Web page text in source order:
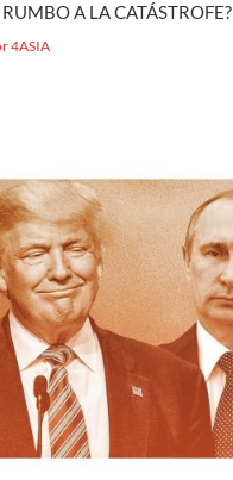
A LA CATÁSTROFE?
4ASIA